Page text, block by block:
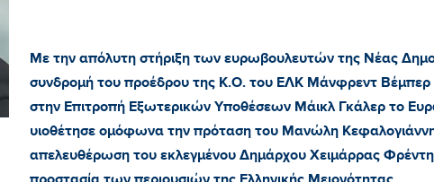
Με την απόλυτη στήριξη των ευρωβουλευτών της Νέας
συνδρομή του προέδρου της Κ.Ο. του ΕΛΚ Μάνφρεντ Βέμπερ
στην Επιτροπή Εξωτερικών Υποθέσεων Μάικλ Γκάλερ το
υιοθέτησε ομόφωνα την πρόταση του Μανώλη
απελευθέρωση του εκλεγμένου Δημάρχου Χειμάρρας